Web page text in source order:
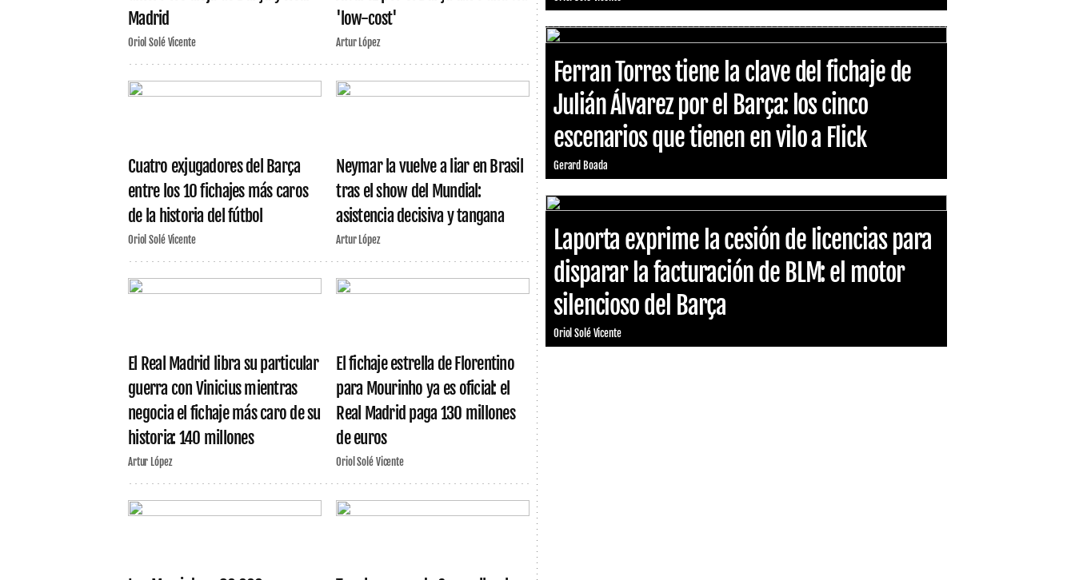
Madrid
Oriol Solé Vicente
'low-cost'
Artur López
Cuatro exjugadores del Barça
entre los 10 fichajes más caros
de la historia del fútbol
Oriol Solé Vicente
Neymar la vuelve a liar en Brasil
tras el show del Mundial:
asistencia decisiva y tangana
Artur López
El Real Madrid libra su particular
guerra con Vinicius mientras
negocia el fichaje más caro de su
historia: 140 millones
Artur López
El fichaje estrella de Florentino
para Mourinho ya es oficial: el
Real Madrid paga 130 millones
de euros
Oriol Solé Vicente
Ferran Torres tiene la clave del fichaje de
Julián Álvarez por el Barça: los cinco
escenarios que tienen en vilo a Flick
Gerard Boada
Laporta exprime la cesión de licencias para
disparar la facturación de BLM: el motor
silencioso del Barça
Oriol Solé Vicente